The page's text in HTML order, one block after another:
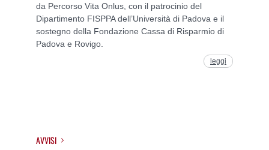
da Percorso Vita Onlus, con il patrocinio del
Dipartimento FISPPA dell’Università di Padova e il
sostegno della Fondazione Cassa di Risparmio di
Padova e Rovigo.
leggi
AVVISI